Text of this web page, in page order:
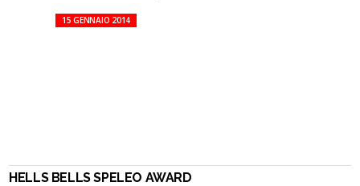
15 GENNAIO 2014
HELLS BELLS SPELEO AWARD